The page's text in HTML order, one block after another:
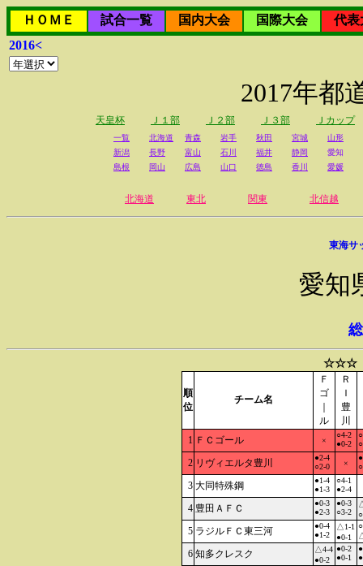
ＨＯＭＥ 試合一覧 国内大会 国際大会
代表
2016<
2017年都
天皇杯 Ｊ１部 Ｊ２部 Ｊ３部 Ｊカップ
一覧 北海道 青森 岩手 秋田 宮城
山形
新潟
長野 富山 石川 福井 静岡
愛知
島根
岡山 広島 山口 徳島 香川 愛媛
北海道 東北 関東 北信越
東海サ
愛知
☆☆☆
順
位
チーム名
Ｆ
ゴ
ル
Ｒ
Ｉ
豊
川
1 ＦＣゴール ×
○4-2
●0-2
2 リヴィエルタ豊川
●2-4
○2-0
×
3 大同特殊鋼
●1-4
●1-3
○4-1
●2-4
4 豊田ＡＦＣ
●0-3
●2-3
●0-3
○3-2
5 ラジルＦＣ東三河
●0-4
●1-2
△1-1
●0-1
6 知多クレスク
△4-4
●0-2
●0-2
●0-1